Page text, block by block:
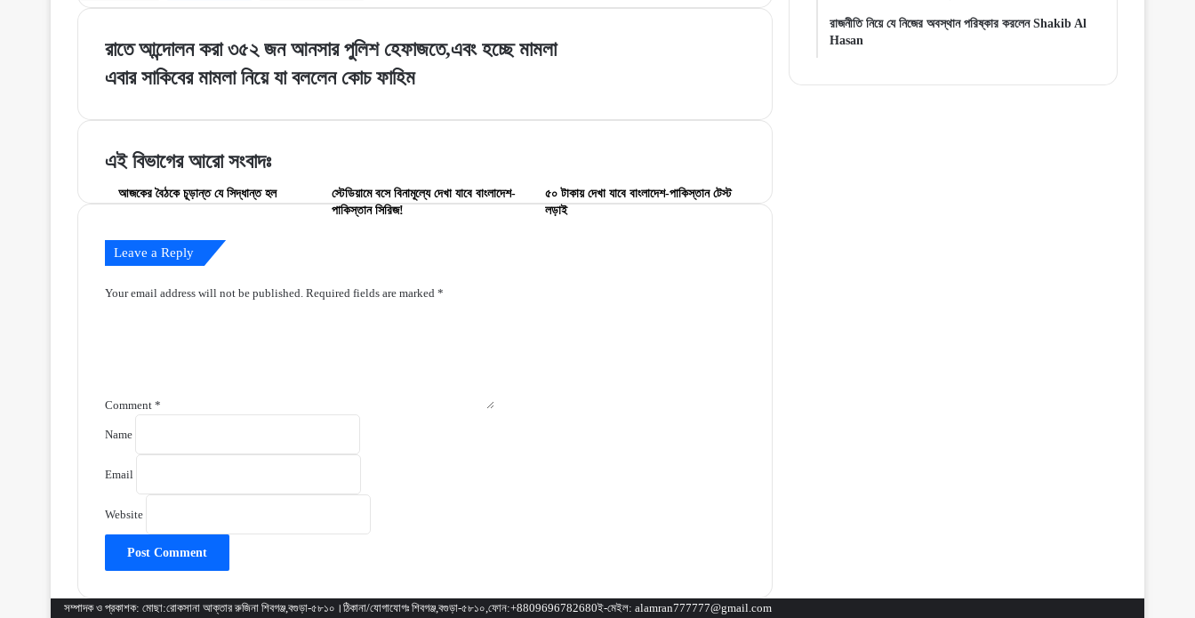
রাতে
করা
জন
পুলিশ
হচ্ছে
রাতে আন্দোলন করা ৩৫২ জন আনসার পুলিশ হেফাজতে,এবং হচ্ছে মামলা
এবার
বললেন
ফাহিম
এবার সাকিবের মামলা নিয়ে যা বললেন কোচ ফাহিম
এই বিভাগের আরো সংবাদঃ
আজকের বৈঠকে চূড়ান্ত যে সিদ্ধান্ত হল
স্টেডিয়ামে বসে বিনামূল্যে দেখা যাবে বাংলাদেশ-
পাকিস্তান সিরিজ!
৫০ টাকায় দেখা যাবে বাংলাদেশ-পাকিস্তান টেস্ট
লড়াই
Leave a Reply
Your email address will not be published. Required fields are marked *
Comment *
Name
Email
Website
রাজনীতি নিয়ে যে নিজের অবস্থান পরিষ্কার করলেন Shakib Al
Hasan
সম্পাদক ও প্রকাশক: মোছা:রোকসানা আক্তার রুজিনা শিবগঞ্জ,বগুড়া-৫৮১০।ঠিকানা/যোগাযোগঃ শিবগঞ্জ,বগুড়া-৫৮১০,ফোন:+8809696782680ই-মেইল: alamran777777@gmail.com